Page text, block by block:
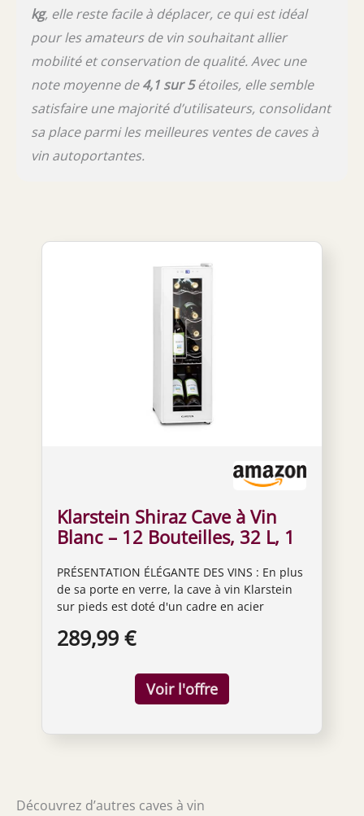
kg, elle reste facile à déplacer, ce qui est idéal
pour les amateurs de vin souhaitant allier
mobilité et conservation de qualité. Avec une
note moyenne de4,1 sur 5étoiles, elle semble
satisfaire une majorité d’utilisateurs, consolidant
sa place parmi les meilleures ventes de caves à
vin autoportantes.
Klarstein Shiraz Cave à Vin
Blanc – 12 Bouteilles, 32 L, 1
Pose Libre, Porte Vitrée,
Silencieux, 5–18 °C, LED,
Cadre Inox
PRÉSENTATION ÉLÉGANTE DES VINS : En plus
de sa porte en verre, la cave à vin Klarstein
sur pieds est doté d'un cadre en acier
un espace pour la conservation du
PRÉSENTEZ VOTRE COLLECTION : Nos caves à
vin peuvent contenir jusqu'à 12 bouteilles sur
2 clayettes amovibles en métal tout en ayant
permettent de régler la zone de
289,99 €
Découvrez d’autres caves à vin